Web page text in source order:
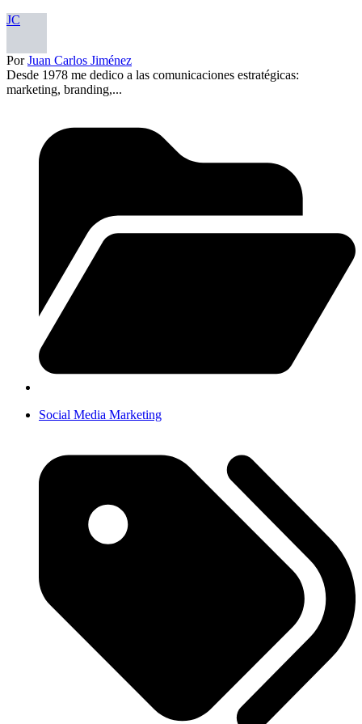
JC
PorJuan Carlos Jiménez
Desde 1978 me dedico a las comunicaciones estratégicas:
marketing, branding,...
Social Media Marketing